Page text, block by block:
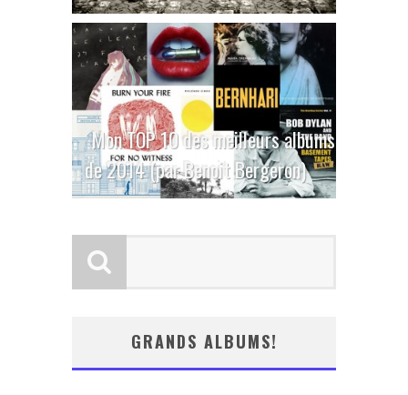
Mon TOP 10 des meilleurs albums
de 2014 (par Benoit Bergeron)
GRANDS ALBUMS!